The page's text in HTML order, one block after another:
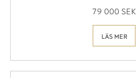
79 000 SEK
LÄS MER